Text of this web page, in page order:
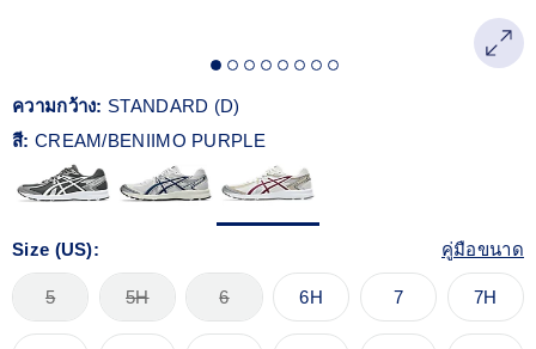
ความกว้าง: STANDARD (D)
สี: CREAM/BENIIMO PURPLE
Size (US): คู่มือขนาด
5 5H 6 6H 7 7H